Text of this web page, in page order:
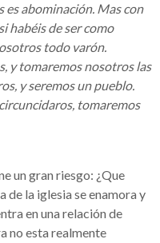
abominación. Mas con
habéis de ser como
todo varón.
y tomaremos nosotros las
y seremos un pueblo.
tomaremos
un gran riesgo: ¿Que
de la iglesia se enamora y
en una relación de
no esta realmente